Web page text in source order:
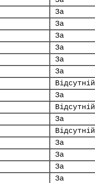
За
За
За
За
За
За
Відсутній
За
Відсутній
За
Відсутній
За
За
За
За